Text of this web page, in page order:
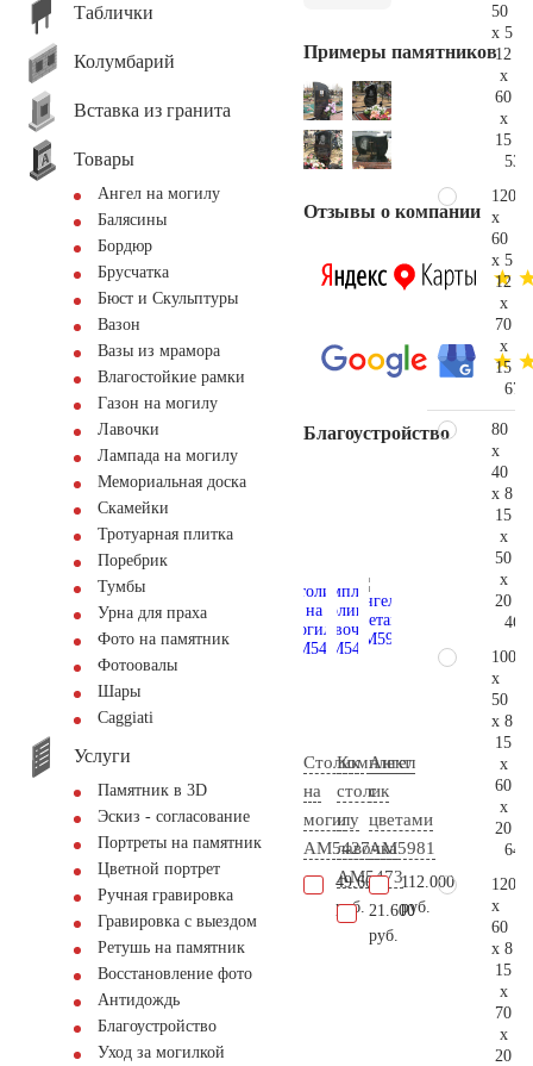
Таблички
Колумбарий
Вставка из гранита
Товары
Ангел на могилу
Балясины
Бордюр
Брусчатка
Бюст и Скульптуры
Вазон
Вазы из мрамора
Влагостойкие рамки
Газон на могилу
Лавочки
Лампада на могилу
Мемориальная доска
Скамейки
Тротуарная плитка
Поребрик
Тумбы
Урна для праха
Фото на памятник
Фотоовалы
Шары
Сaggiati
Услуги
Памятник в 3D
Эскиз - согласование
Портреты на памятник
Цветной портрет
Ручная гравировка
Гравировка с выездом
Ретушь на памятник
Восстановление фото
Антидождь
Благоустройство
Уход за могилкой
Примеры памятников
Отзывы о компании
Благоустройство
Столик
на
могилу
AM5427
49.600
руб.
Комплект
столик
и
лавочка
АМ5473
21.600
руб.
Ангел
с
цветами
AM5981
112.000
руб.
50
x 5
12
x
60
x
15
120
x
60
x 5
12
x
70
x
15
80
x
40
x 8
15
x
50
x
20
100
x
50
x 8
15
x
60
x
20
120
x
60
x 8
15
x
70
x
20